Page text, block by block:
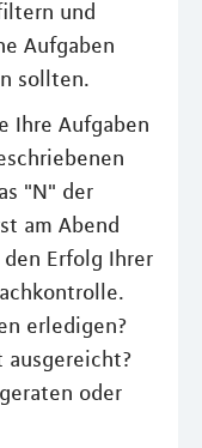
und
Aufgaben
sollten.
Ihre Aufgaben
"N" der
am Abend
Erfolg Ihrer
erledigen?
oder